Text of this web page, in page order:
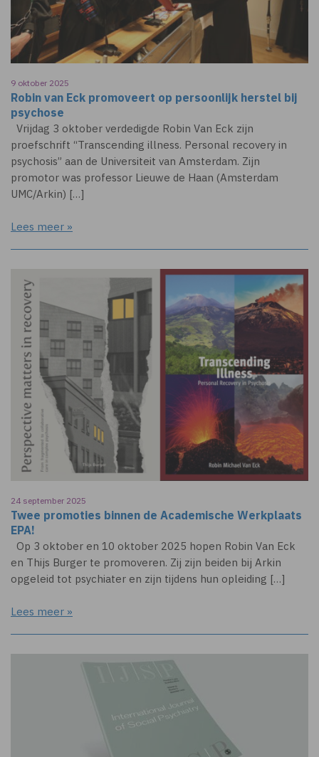
9 oktober 2025
Robin van Eck promoveert op persoonlijk herstel bij
psychose
Vrijdag 3 oktober verdedigde Robin Van Eck zijn
proefschrift “Transcending illness. Personal recovery in
psychosis” aan de Universiteit van Amsterdam. Zijn
promotor was professor Lieuwe de Haan (Amsterdam
UMC/Arkin) […]
Lees meer »
24 september 2025
Twee promoties binnen de Academische Werkplaats
EPA!
Op 3 oktober en 10 oktober 2025 hopen Robin Van Eck
en Thijs Burger te promoveren. Zij zijn beiden bij Arkin
opgeleid tot psychiater en zijn tijdens hun opleiding […]
Lees meer »